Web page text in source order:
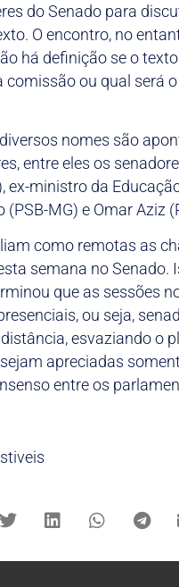
do Senado para
O encontro, no
há definição se o
comissão ou qual será
nomes são
entre eles os
ex-ministro da
(PSB-MG) e Omar Aziz
como remotas as
semana no Senado.
que as sessões
ou seja,
esvaziando o
apreciadas
entre os